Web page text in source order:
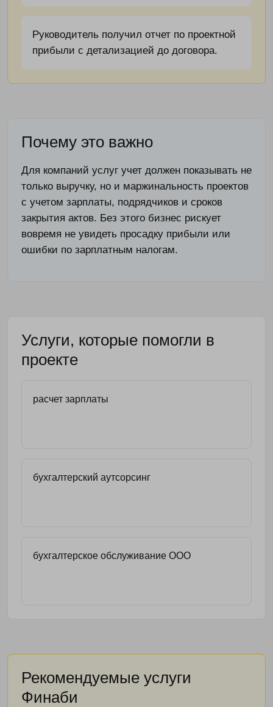
Руководитель получил отчет по проектной
прибыли с детализацией до договора.
Почему это важно
Для компаний услуг учет должен показывать не
только выручку, но и маржинальность проектов
с учетом зарплаты, подрядчиков и сроков
закрытия актов. Без этого бизнес рискует
вовремя не увидеть просадку прибыли или
ошибки по зарплатным налогам.
Услуги, которые помогли в
проекте
расчет зарплаты
бухгалтерский аутсорсинг
бухгалтерское обслуживание ООО
Рекомендуемые услуги
Финаби